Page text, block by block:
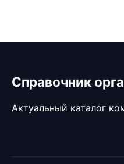
Справочник
Актуальный каталог